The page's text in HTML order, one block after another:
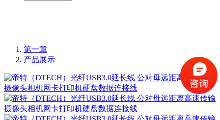
第一章
产品展示